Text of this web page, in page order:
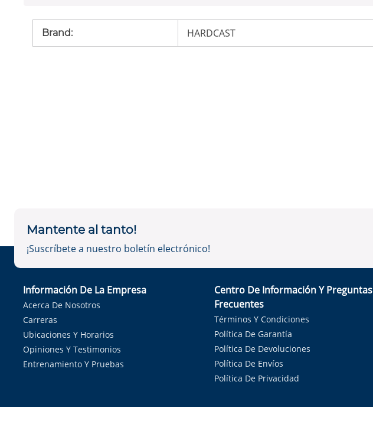
Brand: HARDCAST
Mantente al tanto!
¡Suscríbete a nuestro boletín electrónico!
Información De La Empresa
Acerca De Nosotros
Carreras
Ubicaciones Y Horarios
Opiniones Y Testimonios
Entrenamiento Y Pruebas
Centro De Información Y Preguntas
Frecuentes
Términos Y Condiciones
Política De Garantía
Política De Devoluciones
Política De Envíos
Política De Privacidad